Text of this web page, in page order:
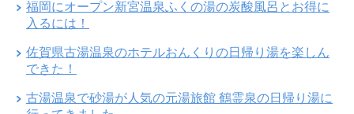
福岡にオープン新宮温泉ふくの湯の炭酸風呂とお得に
入るには！
佐賀県古湯温泉のホテルおんくりの日帰り湯を楽しん
できた！
古湯温泉で砂湯が人気の元湯旅館 鶴霊泉の日帰り湯に